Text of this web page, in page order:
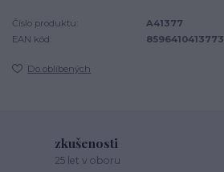
Číslo produktu:
A41377
EAN kód:
8596410413773
Do oblíbených
zkušenosti
25 let v oboru